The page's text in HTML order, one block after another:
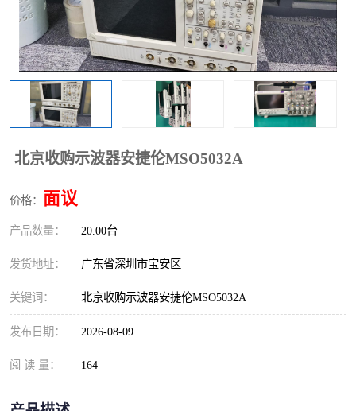
北京收购示波器安捷伦MSO5032A
价格： 面议
产品数量： 20.00台
发货地址： 广东省深圳市宝安区
关键词： 北京收购示波器安捷伦MSO5032A
发布日期： 2026-08-09
阅 读 量： 164